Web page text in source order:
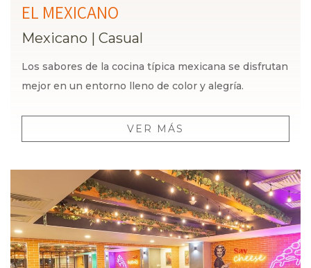
EL MEXICANO
Mexicano | Casual
Los sabores de la cocina típica mexicana se disfrutan
mejor en un entorno lleno de color y alegría.
VER MÁS